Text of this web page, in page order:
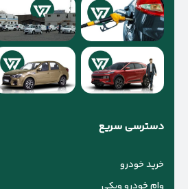
دسترسی سریع
خرید خودرو